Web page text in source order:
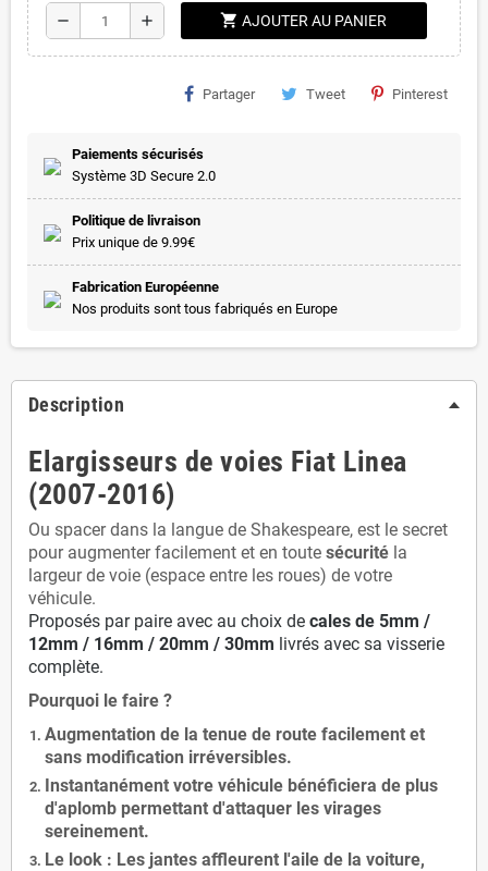
remove add shopping_cart AJOUTER AU PANIER
Partager Tweet Pinterest
Paiements sécurisés
Système 3D Secure 2.0
Politique de livraison
Prix unique de 9.99€
Fabrication Européenne
Nos produits sont tous fabriqués en Europe
Description
Elargisseurs de voies Fiat Linea
(2007-2016)
Ou spacer dans la langue de Shakespeare, est le secret
pour augmenter facilement et en toute sécurité la
largeur de voie (espace entre les roues) de votre
véhicule.
Proposés par paire avec au choix de cales de 5mm /
12mm / 16mm / 20mm / 30mm livrés avec sa visserie
complète.
Pourquoi le faire ?
Augmentation de la tenue de route facilement et
sans modification irréversibles.
Instantanément votre véhicule bénéficiera de plus
d'aplomb permettant d'attaquer les virages
sereinement.
Le look : Les jantes affleurent l'aile de la voiture,